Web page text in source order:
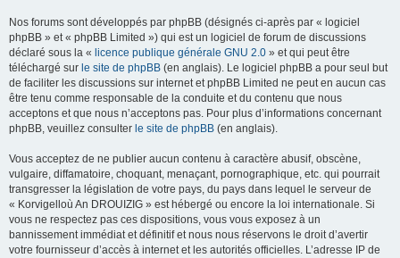
Nos forums sont développés par phpBB (désignés ci-après par « logiciel
phpBB » et « phpBB Limited ») qui est un logiciel de forum de discussions
déclaré sous la « licence publique générale GNU 2.0 » et qui peut être
téléchargé sur le site de phpBB (en anglais). Le logiciel phpBB a pour seul but
de faciliter les discussions sur internet et phpBB Limited ne peut en aucun cas
être tenu comme responsable de la conduite et du contenu que nous
acceptons et que nous n’acceptons pas. Pour plus d’informations concernant
phpBB, veuillez consulter le site de phpBB (en anglais).
Vous acceptez de ne publier aucun contenu à caractère abusif, obscène,
vulgaire, diffamatoire, choquant, menaçant, pornographique, etc. qui pourrait
transgresser la législation de votre pays, du pays dans lequel le serveur de
« Korvigelloù An DROUIZIG » est hébergé ou encore la loi internationale. Si
vous ne respectez pas ces dispositions, vous vous exposez à un
bannissement immédiat et définitif et nous nous réservons le droit d’avertir
votre fournisseur d’accès à internet et les autorités officielles. L’adresse IP de